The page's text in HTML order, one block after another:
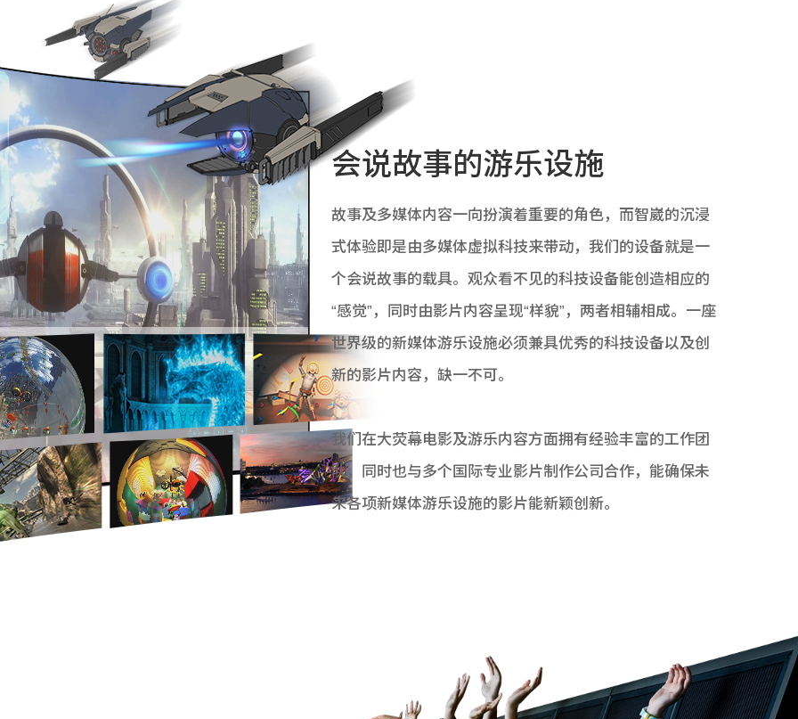
会说故事的游乐设施
故事及多媒体内容一向扮演着重要的角色，而智崴的沉浸
式体验即是由多媒体虚拟科技来带动，我们的设备就是一
个会说故事的载具。观众看不见的科技设备能创造相应的
“感觉”，同时由影片内容呈现“样貌”，两者相辅相成。一座
世界级的新媒体游乐设施必须兼具优秀的科技设备以及创
新的影片内容，缺一不可。
我们在大荧幕电影及游乐内容方面拥有经验丰富的工作团
队，同时也与多个国际专业影片制作公司合作，能确保未
来各项新媒体游乐设施的影片能新颖创新。